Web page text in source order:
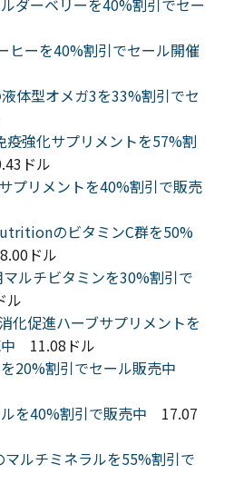
ダーベリーを40%割引でセー
ヒーを40%割引でセール開催
体型オメガ3を33%割引でセ
強化サプリメントを57%割
ドル
プリメントを40%割引で販売
のビタミンC群を50%
ドル
ルチビタミンを30%割引で
ル
化促進ハーブサプリメントを
11.08ドル
20%割引でセール販売中
を40%割引で販売中 17.07
ルチミネラルを55%割引で